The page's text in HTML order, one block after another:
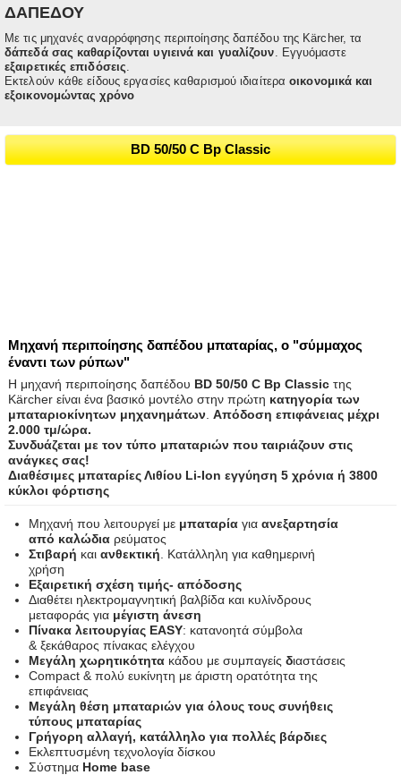
ΔΑΠΕΔΟΥ
Με τις μηχανές αναρρόφησης περιποίησης δαπέδου της Kärcher, τα
δάπεδά σας καθαρίζονται υγιεινά και γυαλίζουν. Εγγυόμαστε
εξαιρετικές επιδόσεις.
Εκτελούν κάθε είδους εργασίες καθαρισμού ιδιαίτεραοικονομικά και
εξοικονομώντας χρόνο
BD 50/50 C Bp Classic
Mηχανή περιποίησης δαπέδου μπαταρίας, ο "σύμμαχος
έναντι των ρύπων"
Η μηχανή περιποίησης δαπέδου BD 50/50 C Bp Classic της
Kärcher είναι ένα βασικό μοντέλο στην πρώτη κατηγορία των
μπαταριοκίνητων μηχανημάτων Απόδοση επιφάνειας μέχρι
2.000 τμ/ώρα.
Συνδυάζεται με τον τύπο μπαταριών που ταιριάζουν στις
ανάγκες σας!
Διαθέσιμες μπαταρίες Λιθίου Li-Ion εγγύηση 5 χρόνια ή 3800
κύκλοι φόρτισης
Μηχανή που λειτουργεί με μπαταρία για ανεξαρτησία
από καλώδιαρεύματος
Στιβαρή και ανθεκτική . Κατάλληλη για καθημερινή
χρήση
Εξαιρετική σχέση τιμής- απόδοσης
Διαθέτει ηλεκτρομαγνητική βαλβίδα και κυλίνδρους
μεταφοράς για μέγιστη άνεση
Πίνακα λειτουργίας EASY: κατανοητά σύμβολα
& ξεκάθαρος πίνακας ελέγχου
Μεγάλη χωρητικότητα κάδου με συμπαγείς διαστάσεις
Compact & πολύ ευκίνητη με άριστη ορατότητα της
επιφάνειας
Μεγάλη θέση μπαταριών για όλους τους συνήθεις
τύπους μπαταρίας
Γρήγορη αλλαγή, κατάλληλο για πολλές βάρδιες
Εκλεπτυσμένη τεχνολογία δίσκου
Σύστημα Home base